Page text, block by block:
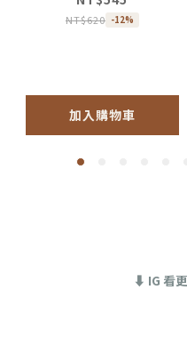
NT$620 -12%
加入購物車
⬇ IG 看